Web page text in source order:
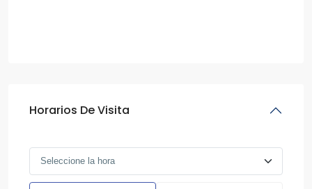
Horarios De Visita